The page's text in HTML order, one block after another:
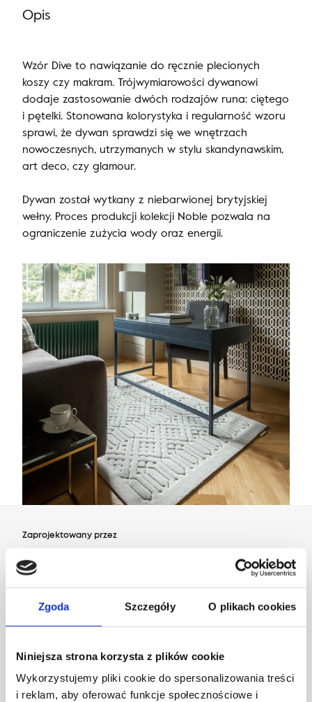
Zgoda Szczegóły O plikach cookies
Niniejsza strona korzysta z plików cookie
Wykorzystujemy pliki cookie do spersonalizowania treści
i reklam, aby oferować funkcje społecznościowe i
Opis
Wzór Dive to nawiązanie do ręcznie plecionych
koszy czy makram. Trójwymiarowości dywanowi
dodaje zastosowanie dwóch rodzajów runa: ciętego
i pętelki. Stonowana kolorystyka i regularność wzoru
sprawi, że dywan sprawdzi się we wnętrzach
nowoczesnych, utrzymanych w stylu skandynawskim,
art deco, czy glamour.
Dywan został wytkany z niebarwionej brytyjskiej
wełny. Proces produkcji kolekcji Noble pozwala na
ograniczenie zużycia wody oraz energii.
Zaprojektowany przez
Dział Wzornictwa Agnelli